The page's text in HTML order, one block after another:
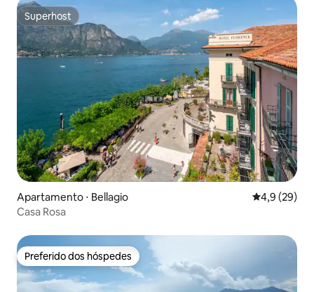
Superhost
Superhost
Apartamento ⋅ Bellagio 4,9 de uma
4,9 (29)
Casa Rosa
Preferido dos hóspedes
Preferido dos hóspedes